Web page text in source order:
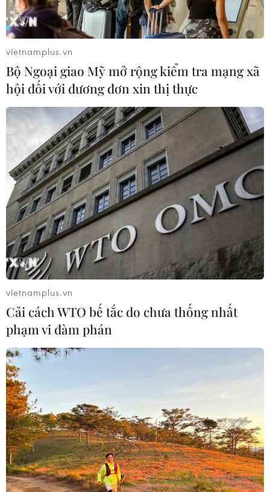
vietnamplus.vn
Bộ Ngoại giao Mỹ mở rộng kiểm tra mạng xã
hội đối với đương đơn xin thị thực
vietnamplus.vn
Cải cách WTO bế tắc do chưa thống nhất
phạm vi đàm phán